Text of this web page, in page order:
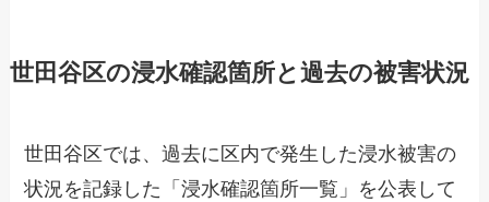
世田谷区の浸水確認箇所と過去の被害状況
世田谷区では、過去に区内で発生した浸水被害の
状況を記録した「浸水確認箇所一覧」を公表して